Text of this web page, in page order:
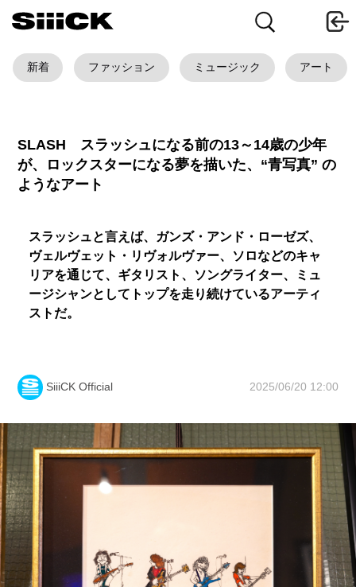
新着 ファッション ミュージック アート
SLASH スラッシュになる前の13～14歳の少年
が、ロックスターになる夢を描いた、“青写真” の
ようなアート
スラッシュと言えば、ガンズ・アンド・ローゼズ、
ヴェルヴェット・リヴォルヴァー、ソロなどのキャ
リアを通じて、ギタリスト、ソングライター、ミュ
ージシャンとしてトップを走り続けているアーティ
ストだ。
SiiiCK Official 2025/06/20 12:00